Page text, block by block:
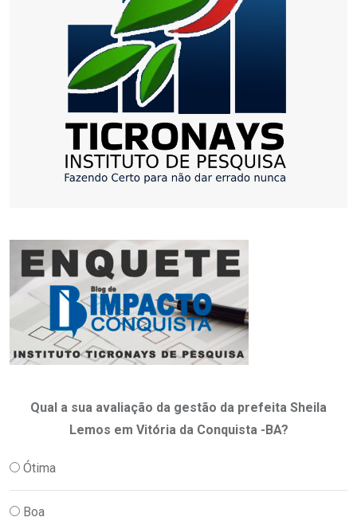
Qual a sua avaliação da gestão da prefeita Sheila
Lemos em Vitória da Conquista -BA?
Ótima
Boa